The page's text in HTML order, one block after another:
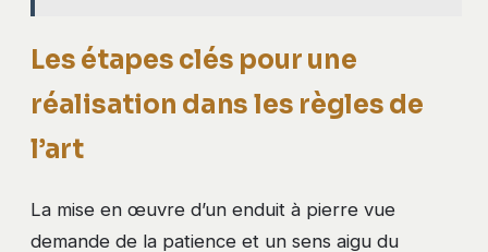
Les étapes clés pour une
réalisation dans les règles de
l’art
La mise en œuvre d’un enduit à pierre vue
demande de la patience et un sens aigu du